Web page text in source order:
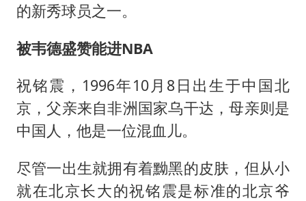
的新秀球员之一。
被韦德盛赞能进NBA
祝铭震，1996年10月8日出生于中国北
京，父亲来自非洲国家乌干达，母亲则是
中国人，他是一位混血儿。
尽管一出生就拥有着黝黑的皮肤，但从小
就在北京长大的祝铭震是标准的北京爷